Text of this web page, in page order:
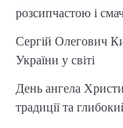
розсипчастою і
Сергій Олегович
України у світі
День ангела
традиції та